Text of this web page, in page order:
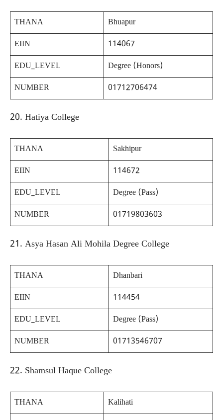
THANA
Bhuapur
EIIN
114067
EDU_LEVEL
Degree (Honors)
NUMBER
01712706474
20. Hatiya College
THANA
Sakhipur
EIIN
114672
EDU_LEVEL
Degree (Pass)
NUMBER
01719803603
21. Asya Hasan Ali Mohila Degree College
THANA
Dhanbari
EIIN
114454
EDU_LEVEL
Degree (Pass)
NUMBER
01713546707
22. Shamsul Haque College
THANA
Kalihati